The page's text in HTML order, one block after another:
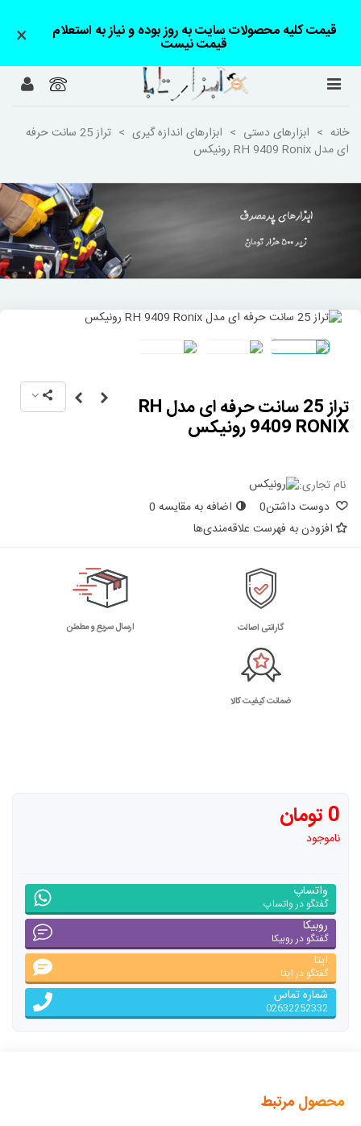
قیمت کلیه محصولات سایت به روز بوده و نیاز به استعلام
قیمت نیست ×
خانه > ابزارهای دستی > ابزارهای اندازه گیری >
تراز 25 سانت حرفه
ای مدل RH 9409 Ronix رونیکس
تراز 25 سانت حرفه ای مدل RH
9409 RONIX رونیکس
نام تجاری:
دوست داشتن0 اضافه به مقایسه 0
افزودن به فهرست علاقه‌مندی‌ها
گارانتی اصالت ارسال سریع و مطمئن
ضمانت کیفیت کالا
0 تومان
ناموجود
واتساپ
گفتگو در واتساپ
روبیکا
گفتگو در روبیکا
ایتا
گفتگو در ایتا
شماره تماس
02632252332
محصول مرتبط